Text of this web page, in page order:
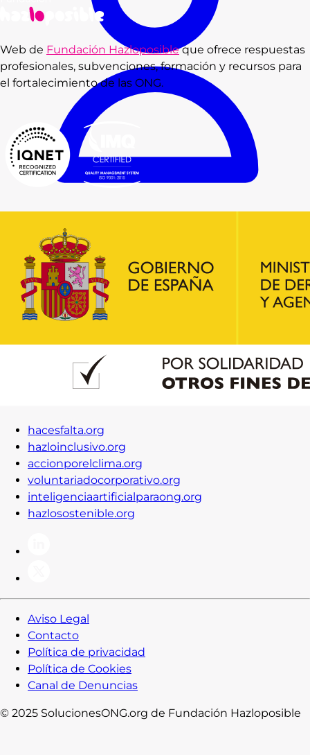
Consultas
Subvenciones
Recursos
Formación
Blog
Contacto
Iniciar Sesión
Web de Fundación Hazloposible que ofrece respuestas
profesionales, subvenciones, formación y recursos para
el fortalecimiento de las ONG.
hacesfalta.org
hazloinclusivo.org
accionporelclima.org
voluntariadocorporativo.org
inteligenciaartificialparaong.org
hazlosostenible.org
Aviso Legal
Contacto
Política de privacidad
Política de Cookies
Canal de Denuncias
© 2025 SolucionesONG.org de Fundación Hazloposible